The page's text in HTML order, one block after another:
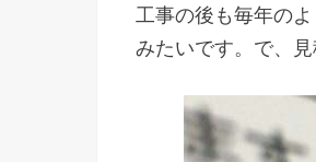
工事の後も毎年の
みたいです。で、見